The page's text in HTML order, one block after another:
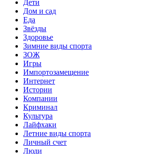
Дети
Дом и сад
Еда
Звёзды
Здоровье
Зимние виды спорта
ЗОЖ
Игры
Импортозамещение
Интернет
Истории
Компании
Криминал
Культура
Лайфхаки
Летние виды спорта
Личный счет
Люди